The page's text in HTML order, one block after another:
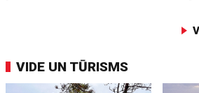
VIDE UN TŪRISMS